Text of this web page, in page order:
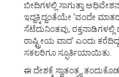
ಬೀದಿಗಳಲ್ಲಿ ಸಾಗುತ್ತಾ
ಇದ್ದಕ್ಕಿದ್ದಂತೆಯೇ ‘ವಂದೇ
ಸೆಟೆದುನಿಂತವು, ರಕ್ತನಾಡಿಗಳಲ್ಲಿ
ರಾಷ್ಟ್ರೀಯ ವಾದ’ ಎಂದು
ಸಕಲರಿಗೂ ಸ್ಫೂರ್ತಿಯಾಯಿತು.
ಈ ದೇಶಕ್ಕೆ ಸ್ವಾತಂತ್ರ್ಯ